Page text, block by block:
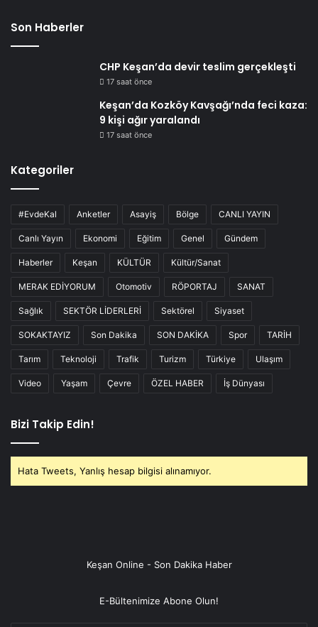
Son Haberler
CHP Keşan’da devir teslim gerçekleşti
17 saat önce
Keşan’da Kozköy Kavşağı’nda feci kaza:
9 kişi ağır yaralandı
17 saat önce
Kategoriler
#EvdeKal Anketler Asayiş Bölge CANLI YAYIN
Canlı Yayın Ekonomi Eğitim Genel Gündem
Haberler Keşan KÜLTÜR Kültür/Sanat
MERAK EDİYORUM Otomotiv RÖPORTAJ SANAT
Sağlık SEKTÖR LİDERLERİ Sektörel Siyaset
SOKAKTAYIZ Son Dakika SON DAKİKA Spor TARİH
Tarım Teknoloji Trafik Turizm Türkiye Ulaşım
Video Yaşam Çevre ÖZEL HABER İş Dünyası
Bizi Takip Edin!
Hata Tweets, Yanlış hesap bilgisi alınamıyor.
Keşan Online - Son Dakika Haber
E-Bültenimize Abone Olun!